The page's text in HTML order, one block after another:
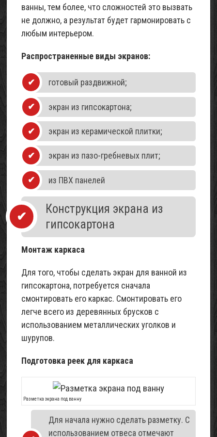
ванны, тем более, что сложностей это вызвать
не должно, а результат будет гармонировать с
любым интерьером.
Распространенные виды экранов:
готовый раздвижной;
экран из гипсокартона;
экран из керамической плитки;
экран из пазо-гребневых плит;
из ПВХ панелей
Конструкция экрана из
гипсокартона
Монтаж каркаса
Для того, чтобы сделать экран для ванной из
гипсокартона, потребуется сначала
смонтировать его каркас. Смонтировать его
легче всего из деревянных брусков с
использованием металлических уголков и
шурупов.
Подготовка реек для каркаса
Рaзметка экрана под ванну
Для начала нужно сделать разметку. С
использованием отвеса отмечают